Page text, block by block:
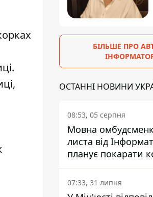
БІЛЬШЕ ПРО
ОСТАННІ НОВИНИ
08:53, 05 серпня
Мовна
листа від
планує покарати
підрядника
07:33, 31 липня